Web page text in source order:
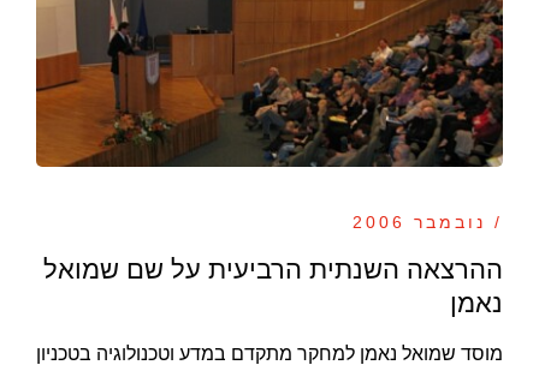
/ נובמבר 2006
ההרצאה השנתית הרביעית על שם שמואל
נאמן
מוסד שמואל נאמן למחקר מתקדם במדע וטכנולוגיה בטכניון